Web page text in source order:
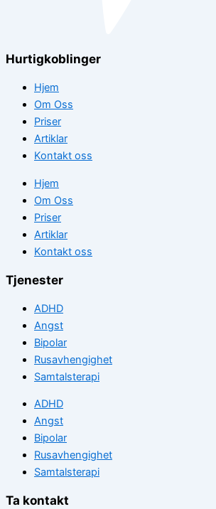
Hurtigkoblinger
Hjem
Om Oss
Priser
Artiklar
Kontakt oss
Hjem
Om Oss
Priser
Artiklar
Kontakt oss
Tjenester
ADHD
Angst
Bipolar
Rusavhengighet
Samtalsterapi
ADHD
Angst
Bipolar
Rusavhengighet
Samtalsterapi
Ta kontakt